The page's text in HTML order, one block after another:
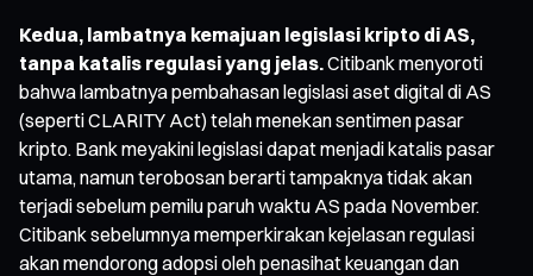
Kedua, lambatnya kemajuan legislasi kripto di AS,
tanpa katalis regulasi yang jelas.Citibank menyoroti
bahwa lambatnya pembahasan legislasi aset digital di AS
(seperti CLARITY Act) telah menekan sentimen pasar
kripto. Bank meyakini legislasi dapat menjadi katalis pasar
utama, namun terobosan berarti tampaknya tidak akan
terjadi sebelum pemilu paruh waktu AS pada November.
Citibank sebelumnya memperkirakan kejelasan regulasi
akan mendorong adopsi oleh penasihat keuangan dan